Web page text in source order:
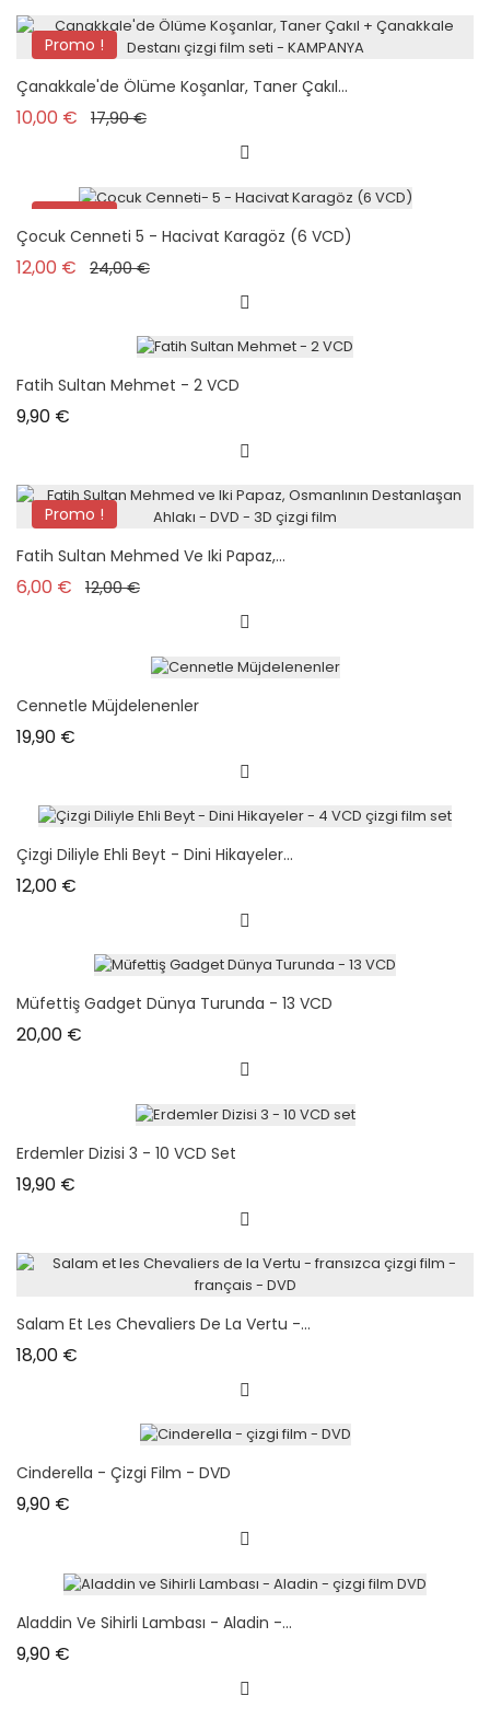
Promo !
Pack
Çanakkale'de Ölüme Koşanlar, Taner Çakıl...
10,00 € Prix de base
17,90 €Prix
Promo !
Çocuk Cenneti 5 - Hacivat Karagöz (6 VCD)
12,00 € Prix de base
24,00 €Prix
Fatih Sultan Mehmet - 2 VCD
9,90 €
Promo !
Fatih Sultan Mehmed Ve Iki Papaz,...
6,00 € Prix de base
12,00 €Prix
Cennetle Müjdelenenler
19,90 €
Çizgi Diliyle Ehli Beyt - Dini Hikayeler...
12,00 €
Müfettiş Gadget Dünya Turunda - 13 VCD
20,00 €
Erdemler Dizisi 3 - 10 VCD Set
19,90 €
Salam Et Les Chevaliers De La Vertu -...
18,00 €
Cinderella - Çizgi Film - DVD
9,90 €
Aladdin Ve Sihirli Lambası - Aladin -...
9,90 €